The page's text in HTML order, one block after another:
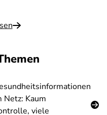
Netz: Kaum
viele